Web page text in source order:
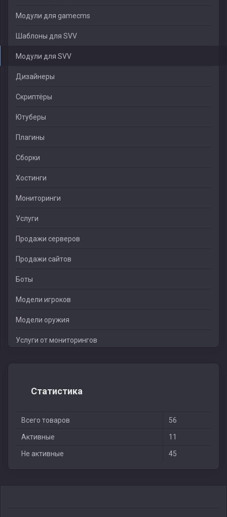
Модули для gamecms
Шаблоны для SVV
Модули для SVV
Дизайнеры
Скриптёры
Ютуберы
Плагины
Сборки
Хостинги
Мониторинги
Услуги
Продажи серверов
Продажи сайтов
Боты
Модели игроков
Модели оружия
Услуги от мониторингов
Статистика
Всего товаров 56
Активные 11
Не активные 45